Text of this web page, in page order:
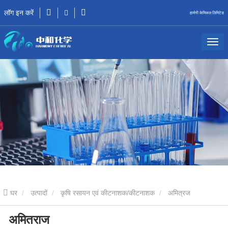
लॉग इन करें हार्मनी केमिकल लिमिटेड
घर उत्पादों कृषि रसायन एवं कीटनाशक/कीटनाशक अमित्रज
अमितराज